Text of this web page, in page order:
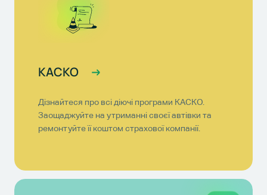
КАСКО
Дізнайтеся про всі діючі програми КАСКО.
Заощаджуйте на утриманні своєї автівки та
ремонтуйте її коштом страхової компанії.